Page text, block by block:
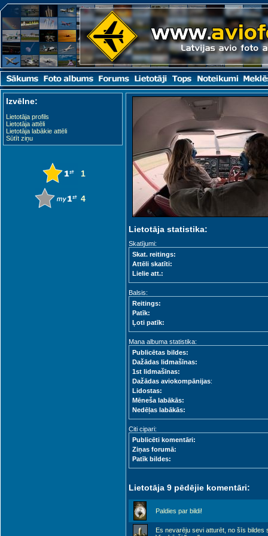
Izvēlne:
Lietotāja profils
Lietotāja attēli
Lietotāja labākie attēli
Sūtīt ziņu
1
4
Lietotāja statistika:
Skatījumi:
Skat. reitings:
Attēli skatīti:
Lielie att.:
Balsis:
Reitings:
Patīk:
Ļoti patīk:
Mana albuma statistika:
Publicētas bildes:
Dažādas lidmašīnas:
1st lidmašīnas:
Dažādas aviokompānijas:
Lidostas:
Mēneša labākās:
Nedēļas labākās:
Citi cipari:
Publicēti komentāri:
Ziņas forumā:
Patīk bildes:
Lietotāja 9 pēdējie komentāri:
Paldies par bildi!
Es nevarēju sevi atturēt, no šīs bildes